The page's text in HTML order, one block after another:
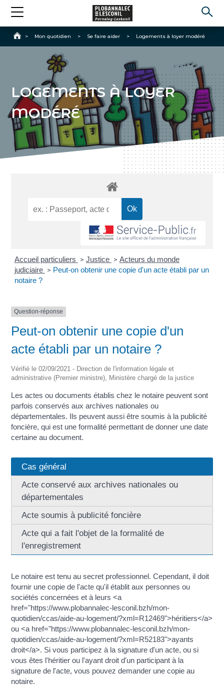
Accueil
> Mon quotidien > Se faire aider > Logements à loyer modéré
LOGEMENTS À LOYER
MODÉRÉ
Accueil particuliers > Justice > Acteurs du monde
judiciaire > Peut-on obtenir une copie d'un acte établi par un
notaire ?
Question-réponse
Peut-on obtenir une copie d'un
acte établi par un notaire ?
Vérifié le 02/09/2021 - Direction de l'information légale et
administrative (Premier ministre), Ministère chargé de la justice
Les actes ou documents établis chez le notaire peuvent sont
parfois conservés aux archives nationales ou
départementales. Ils peuvent aussi être soumis à la publicité
foncière, qui est une formalité permettant de donner une date
certaine au document.
Cas général
Acte conservé aux archives nationales ou
départementales
Acte soumis à publicité foncière
Acte qui a fait l'objet de la formalité de
l'enregistrement
Le notaire est tenu au secret professionnel. Cependant, il doit
fournir une copie de l'acte qu'il établit aux personnes ou
sociétés concernées et à leurs <a
href="https://www.plobannalec-lesconil.bzh/mon-
quotidien/ccas/aide-au-logement/?xml=R12469">héritiers</a>
ou <a href="https://www.plobannalec-lesconil.bzh/mon-
quotidien/ccas/aide-au-logement/?xml=R52183">ayants
droit</a>. Si vous participez à la signature d'un acte, ou si
vous êtes l'héritier ou l'ayant droit d'un participant à la
signature de l'acte, vous pouvez demander une copie au
notaire.